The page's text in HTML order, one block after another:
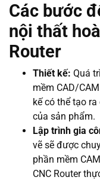
Các bước
nội thất
Router
Thiết kế: Quá
mềm CAD/
kế có thể tạo
của sản phẩm.
Lập trình gia
vẽ sẽ được
phần mềm
CNC Router